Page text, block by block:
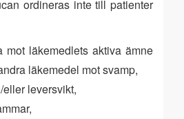
ordineras inte till patienter
mot läkemedlets aktiva ämne
läkemedel mot svamp,
leversvikt,